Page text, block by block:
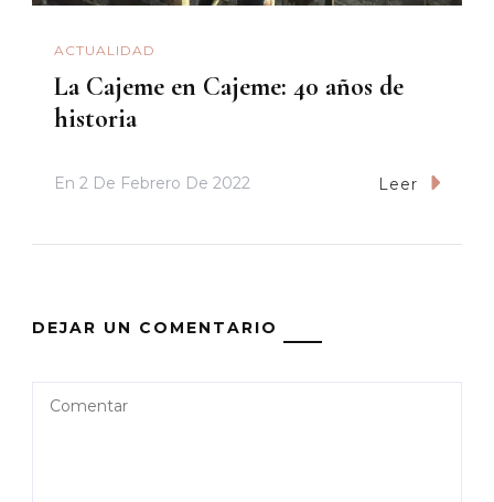
ACTUALIDAD
La Cajeme en Cajeme: 40 años de
historia
En 2 De Febrero De 2022 Leer
DEJAR UN COMENTARIO